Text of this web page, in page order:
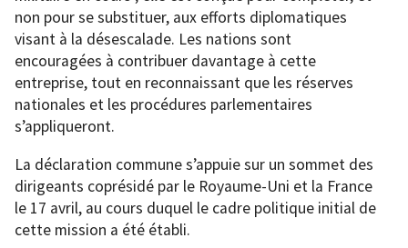
non pour se substituer, aux efforts diplomatiques
visant à la désescalade. Les nations sont
encouragées à contribuer davantage à cette
entreprise, tout en reconnaissant que les réserves
nationales et les procédures parlementaires
s’appliqueront.
La déclaration commune s’appuie sur un sommet des
dirigeants coprésidé par le Royaume-Uni et la France
le 17 avril, au cours duquel le cadre politique initial de
cette mission a été établi.